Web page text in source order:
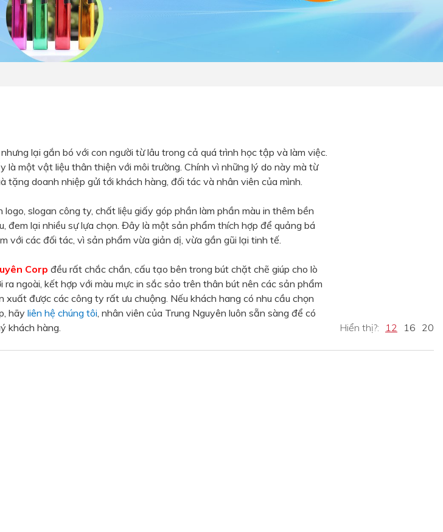
lại gắn bó với con người từ lâu trong cả quá trình học tập và làm việc.
là một vật liệu thân thiện với môi trường. Chính vì những lý do này mà từ
tặng doanh nhiệp gửi tới khách hàng, đối tác và nhân viên của mình.
slogan công ty, chất liệu giấy góp phần làm phần màu in thêm bền
đem lại nhiều sự lựa chọn. Đây là một sản phẩm thích hợp để quảng bá
với các đối tác, vì sản phẩm vừa giản dị, vừa gần gũi lại tinh tế.
Corp đều rất chắc chắn, cấu tạo bên trong bút chặt chẽ giúp cho lò
ngoài, kết hợp với màu mực in sắc sảo trên thân bút nên các sản phẩm
xuất được các công ty rất ưu chuộng. Nếu khách hang có nhu cầu chọn
hãy liên hệ chúng tôi, nhân viên của Trung Nguyên luôn sẵn sàng để có
khách hàng.
Hiển thị?: 12 16 20